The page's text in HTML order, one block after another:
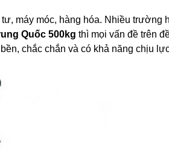
máy móc, hàng hóa. Nhiều trường
Quốc 500kg thì mọi vấn đề trên
chắc chắn và có khả năng chịu